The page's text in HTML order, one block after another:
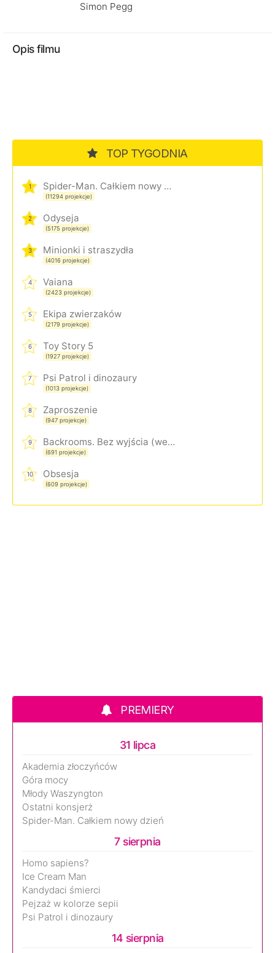
Simon Pegg
Opis filmu
TOP TYGODNIA
1 Spider-Man. Całkiem nowy dzień
(11294 projekcje)
2 Odyseja
(5175 projekcje)
3 Minionki i straszydła
(4016 projekcje)
4 Vaiana
(2423 projekcje)
5 Ekipa zwierzaków
(2179 projekcje)
6 Toy Story 5
(1927 projekcje)
7 Psi Patrol i dinozaury
(1013 projekcje)
8 Zaproszenie
(947 projekcje)
9 Backrooms. Bez wyjścia (wersja rozszerzona)
(691 projekcje)
10 Obsesja
(609 projekcje)
PREMIERY
31 lipca
Akademia złoczyńców
Góra mocy
Młody Waszyngton
Ostatni konsjerż
Spider-Man. Całkiem nowy dzień
7 sierpnia
Homo sapiens?
Ice Cream Man
Kandydaci śmierci
Pejzaż w kolorze sepii
Psi Patrol i dinozaury
14 sierpnia